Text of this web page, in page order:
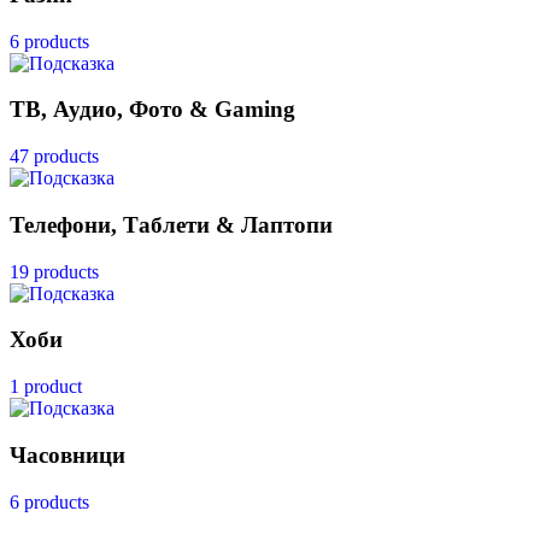
6 products
ТВ, Аудио, Фото & Gaming
47 products
Телефони, Таблети & Лаптопи
19 products
Хоби
1 product
Часовници
6 products